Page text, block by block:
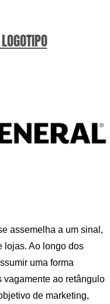
assemelha a um sinal,
lojas. Ao longo dos
uma forma
vagamente ao retângulo
de marketing,